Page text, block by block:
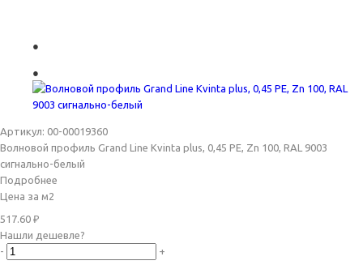
Артикул: 00-00019360
Волновой профиль Grand Line Kvinta plus, 0,45 PE, Zn 100, RAL 9003
сигнально-белый
Подробнее
Цена за м2
517.60 ₽
Нашли дешевле?
-
+